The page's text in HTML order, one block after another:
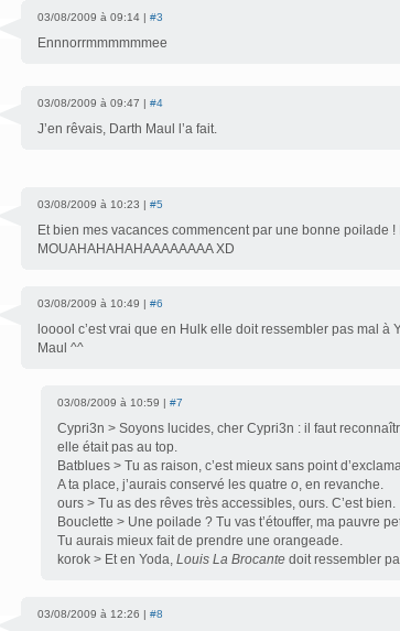
03/08/2009 à 09:14 | #3
Ennnorrmmmmmmee
03/08/2009 à 09:47 | #4
J’en rêvais, Darth Maul l’a fait.
03/08/2009 à 10:23 | #5
Et bien mes vacances commencent par une bonne poilade
MOUAHAHAHAHAAAAAAAA XD
03/08/2009 à 10:49 | #6
looool c’est vrai que en Hulk elle doit ressembler pas mal à
Maul ^^
03/08/2009 à 10:59 | #7
Cypri3n > Soyons lucides, cher Cypri3n : il faut
elle était pas au top.
Batblues > Tu as raison, c’est mieux sans point
A ta place, j’aurais conservé les quatre o, en revanche.
ours > Tu as des rêves très accessibles, ours. C’est bien.
Bouclette > Une poilade ? Tu vas t’étouffer, ma pauvre
Tu aurais mieux fait de prendre une orangeade.
korok > Et en Yoda, Louis La Brocante doit ressembler
03/08/2009 à 12:26 | #8